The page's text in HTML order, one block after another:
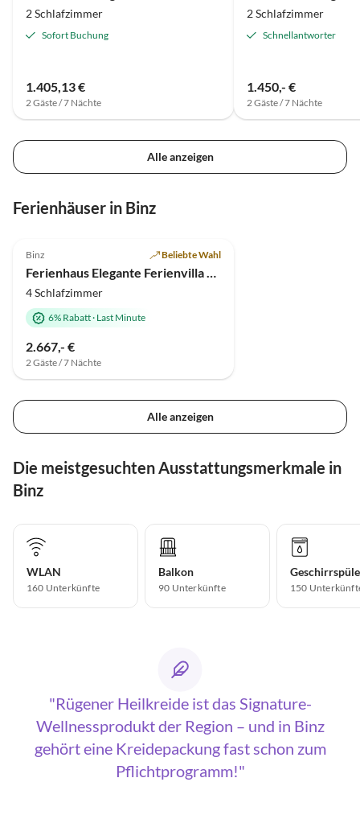
2 Schlafzimmer
Sofort Buchung
1.405,13 €
2 Gäste / 7 Nächte
2 Schlafzimmer
Schnellantworter
1.450,- €
2 Gäste / 7 Nächte
Alle anzeigen
Ferienhäuser in Binz
Binz Beliebte Wahl
Ferienhaus Elegante Ferienvilla am Schmachter See
4 Schlafzimmer
6% Rabatt· Last Minute
2.667,- €
2 Gäste / 7 Nächte
Alle anzeigen
Die meistgesuchten Ausstattungsmerkmale in
Binz
WLAN
160 Unterkünfte
Balkon
90 Unterkünfte 150
Rügener Heilkreide ist das Signature-
Wellnessprodukt der Region – und in Binz
gehört eine Kreidepackung fast schon zum
Pflichtprogramm!